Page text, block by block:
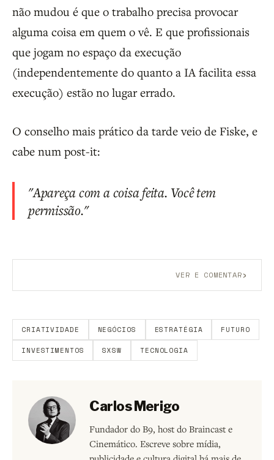
não mudou é que o trabalho precisa provocar
alguma coisa em quem o vê. E que profissionais
que jogam no espaço da execução
(independentemente do quanto a IA facilita essa
execução) estão no lugar errado.
O conselho mais prático da tarde veio de Fiske, e
cabe num post-it:
"Apareça com a coisa feita. Você tem
permissão."
VER E COMENTAR›
CRIATIVIDADE NEGÓCIOS ESTRATÉGIA FUTURO
INVESTIMENTOS SXSW TECNOLOGIA
Carlos Merigo
Fundador do B9, host do Braincast e
Cinemático. Escreve sobre mídia,